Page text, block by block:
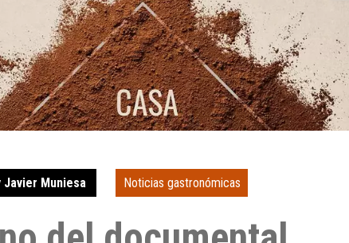
Javier Muniesa Noticias gastronómicas